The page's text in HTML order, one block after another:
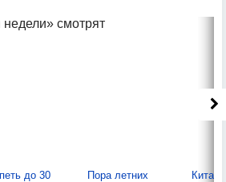
недели» смотрят
до 30
Пора летних